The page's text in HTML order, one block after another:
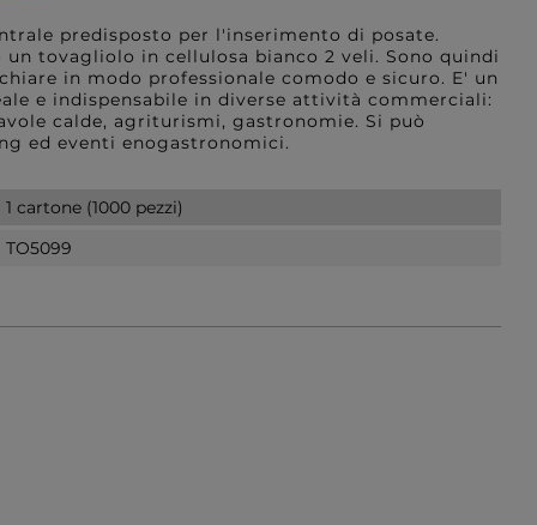
predisposto per l'inserimento di posate.
tovagliolo in cellulosa bianco 2 veli. Sono quindi
in modo professionale comodo e sicuro. E' un
e indispensabile in diverse attività commerciali:
calde, agriturismi, gastronomie. Si può
ed eventi enogastronomici.
1 cartone (1000 pezzi)
TO5099